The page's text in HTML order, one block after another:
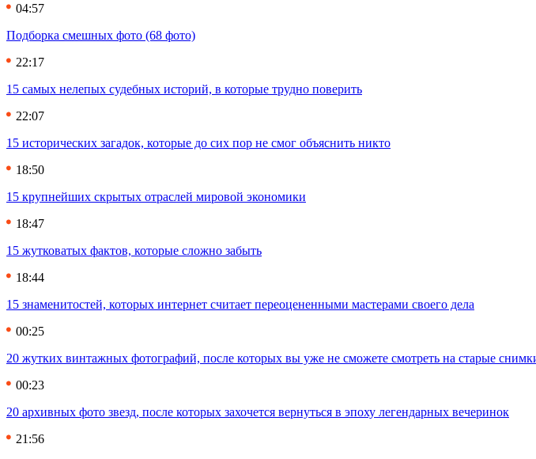
04:57
Подборка смешных фото (68 фото)
22:17
15 самых нелепых судебных историй, в которые трудно поверить
22:07
15 исторических загадок, которые до сих пор не смог объяснить никто
18:50
15 крупнейших скрытых отраслей мировой экономики
18:47
15 жутковатых фактов, которые сложно забыть
18:44
15 знаменитостей, которых интернет считает переоцененными мастерами своего дела
00:25
20 жутких винтажных фотографий, после которых вы уже не сможете смотреть на старые
00:23
20 архивных фото звезд, после которых захочется вернуться в эпоху легендарных вечеринок
21:56